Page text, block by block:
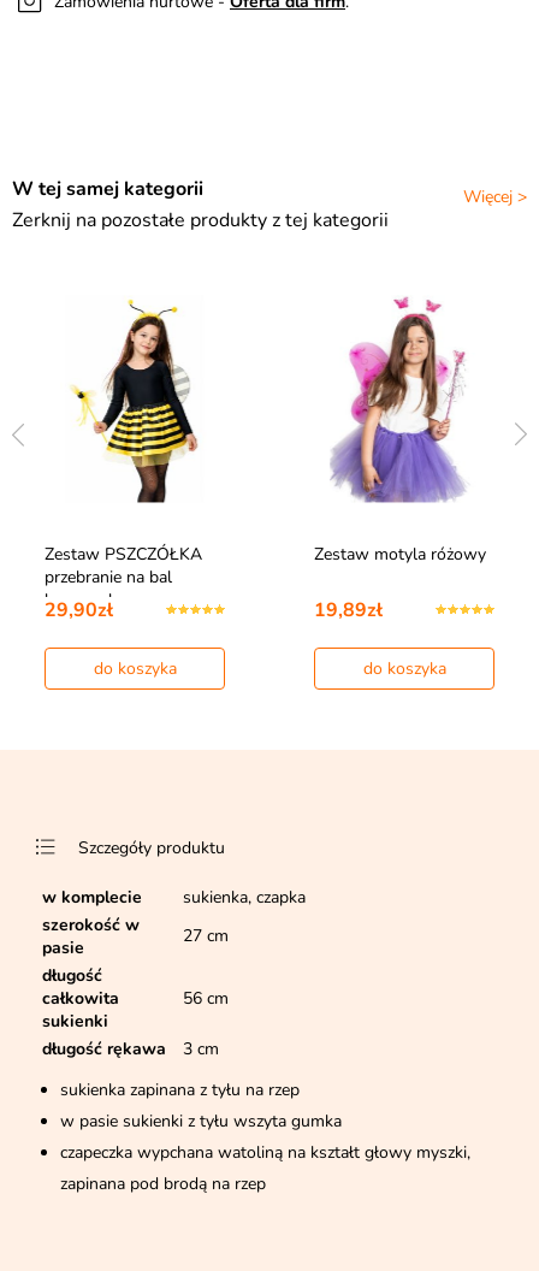
Więcej >
W tej samej kategorii
Zerknij na pozostałe produkty z tej kategorii
Zestaw PSZCZÓŁKA
przebranie na bal
karnawałowy
29,90zł
do koszyka
Zestaw motyla różowy
19,89zł
do koszyka
Szczegóły produktu
w komplecie
sukienka, czapka
szerokość w
pasie
27 cm
długość
całkowita
sukienki
56 cm
długość rękawa
3 cm
sukienka zapinana z tyłu na rzep
w pasie sukienki z tyłu wszyta gumka
czapeczka wypchana watoliną na kształt głowy myszki,
zapinana pod brodą na rzep